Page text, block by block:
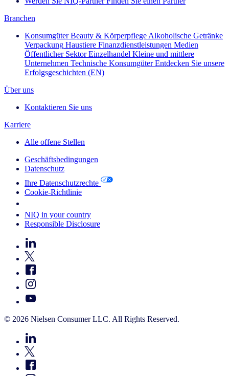
Branchen
Konsumgüter Beauty & Körperpflege Alkoholische Getränke
Verpackung Haustiere Finanzdienstleistungen Medien
Öffentlicher Sektor Einzelhandel Kleine und mittlere
Unternehmen Technische Konsumgüter Entdecken Sie unsere
Erfolgsgeschichten (EN)
Über uns
Kontaktieren Sie uns
Karriere
Alle offene Stellen
Geschäftsbedingungen
Datenschutz
Ihre Datenschutzrechte
Cookie-Richtlinie
NIQ in your country
Responsible Disclosure
© 2026 Nielsen Consumer LLC. All Rights Reserved.